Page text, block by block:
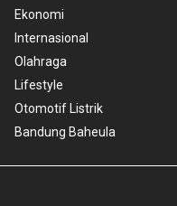
Ekonomi
Internasional
Olahraga
Lifestyle
Otomotif Listrik
Bandung Baheula